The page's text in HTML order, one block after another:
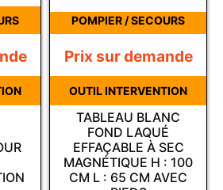
POMPIER / SECOURS
TABLEAU BLANC
FOND LAQUÉ
EFFAÇABLE À SEC
MAGNÉTIQUE H : 100
CM L : 65 CM AVEC
Prix sur demande
OUTIL INTERVENTION